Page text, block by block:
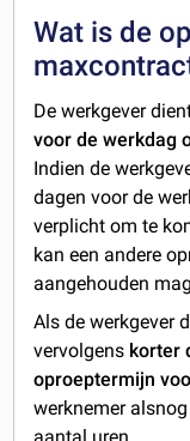
Wat is de
De werkgever
voor de werkdag
Indien de
dagen voor de
verplicht om te
kan een andere
aangehouden
Als de werkgever
vervolgens korter
oproeptermijn
werknemer